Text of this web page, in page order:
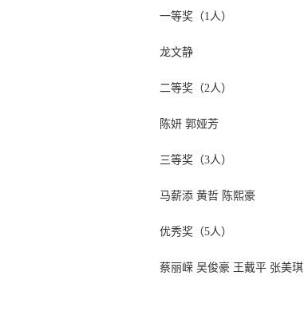
一等奖（1人）
龙文静
二等奖（2人）
陈妍 郭娅芳
三等奖（3人）
马薪添 黄哲 陈熙豪
优秀奖（5人）
蔡丽嵘 吴俊豪 王戴平 张美琪